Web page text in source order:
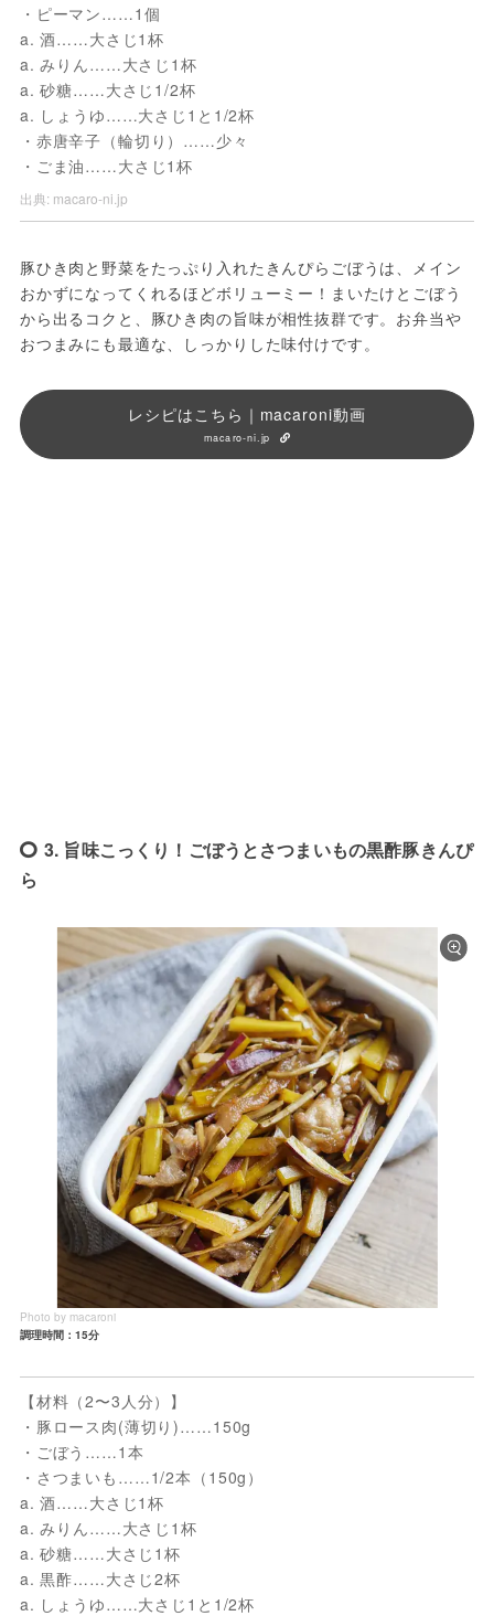
・ピーマン……1個
a. 酒……大さじ1杯
a. みりん……大さじ1杯
a. 砂糖……大さじ1/2杯
a. しょうゆ……大さじ1と1/2杯
・赤唐辛子（輪切り）……少々
・ごま油……大さじ1杯
出典: macaro-ni.jp
豚ひき肉と野菜をたっぷり入れたきんぴらごぼうは、メイン
おかずになってくれるほどボリューミー！まいたけとごぼう
から出るコクと、豚ひき肉の旨味が相性抜群です。お弁当や
おつまみにも最適な、しっかりした味付けです。
レシピはこちら｜macaroni動画
macaro-ni.jp
3. 旨味こっくり！ごぼうとさつまいもの黒酢豚きんぴ
ら
Photo by macaroni
調理時間：15分
【材料（2〜3人分）】
・豚ロース肉(薄切り)……150g
・ごぼう……1本
・さつまいも……1/2本（150g）
a. 酒……大さじ1杯
a. みりん……大さじ1杯
a. 砂糖……大さじ1杯
a. 黒酢……大さじ2杯
a. しょうゆ……大さじ1と1/2杯